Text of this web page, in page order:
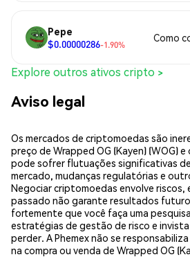
Pepe
$0.00000286-1.90%
Como
Explore outros ativos cripto >
Aviso legal
Os mercados de criptomoedas são
preço de Wrapped OG (Kayen) (WOG)
pode sofrer flutuações significativas
mercado, mudanças regulatórias e
Negociar criptomoedas envolve riscos,
passado não garante resultados
fortemente que você faça uma
estratégias de gestão de risco e
perder. A Phemex não se
na compra ou venda de Wrapped OG